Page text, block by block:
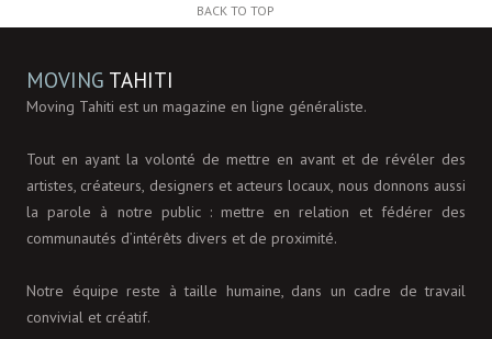
BACK TO TOP
MOVING TAHITI
Moving Tahiti est un magazine en ligne généraliste.
Tout en ayant la volonté de mettre en avant et de révéler des
artistes, créateurs, designers et acteurs locaux, nous donnons aussi
la parole à notre public : mettre en relation et fédérer des
communautés d’intérêts divers et de proximité.
Notre équipe reste à taille humaine, dans un cadre de travail
convivial et créatif.